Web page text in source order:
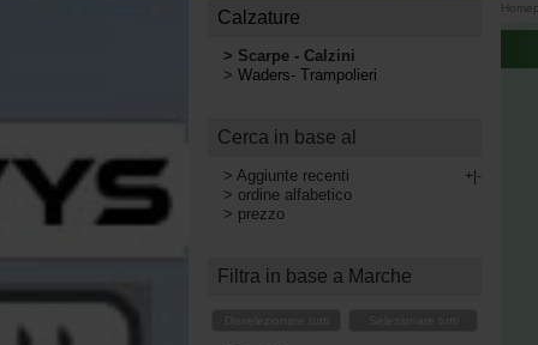
Calzature
> Scarpe - Calzini
> Waders- Trampolieri
Cerca in base al
> Aggiunte recenti +|-
> ordine alfabetico
> prezzo
Filtra in base a Marche